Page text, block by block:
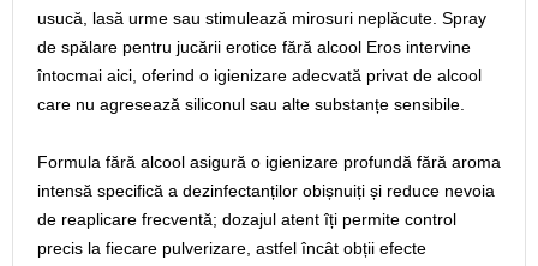
usucă, lasă urme sau stimulează mirosuri neplăcute. Spray
de spălare pentru jucării erotice fără alcool Eros intervine
întocmai aici, oferind o igienizare adecvată privat de alcool
care nu agresează siliconul sau alte substanțe sensibile.
Formula fără alcool asigură o igienizare profundă fără aroma
intensă specifică a dezinfectanților obișnuiți și reduce nevoia
de reaplicare frecventă; dozajul atent îți permite control
precis la fiecare pulverizare, astfel încât obții efecte